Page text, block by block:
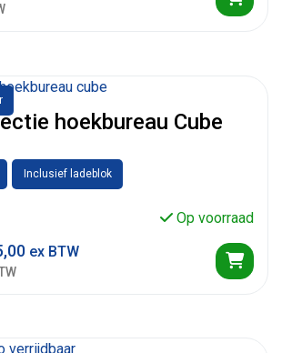
hoekbureau Cube
Inclusief ladeblok
Op voorraad
ex BTW